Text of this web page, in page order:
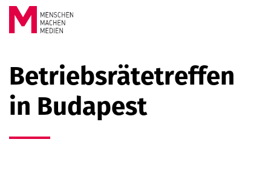
Springe zum Inhalt
MACHEN
MEDIEN
Betriebsrätetreffen
in Budapest